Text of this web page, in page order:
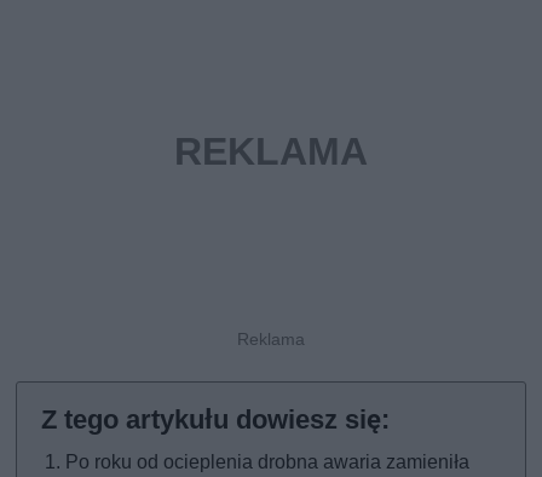
Po roku od ocieplenia drobna awaria zamieniła